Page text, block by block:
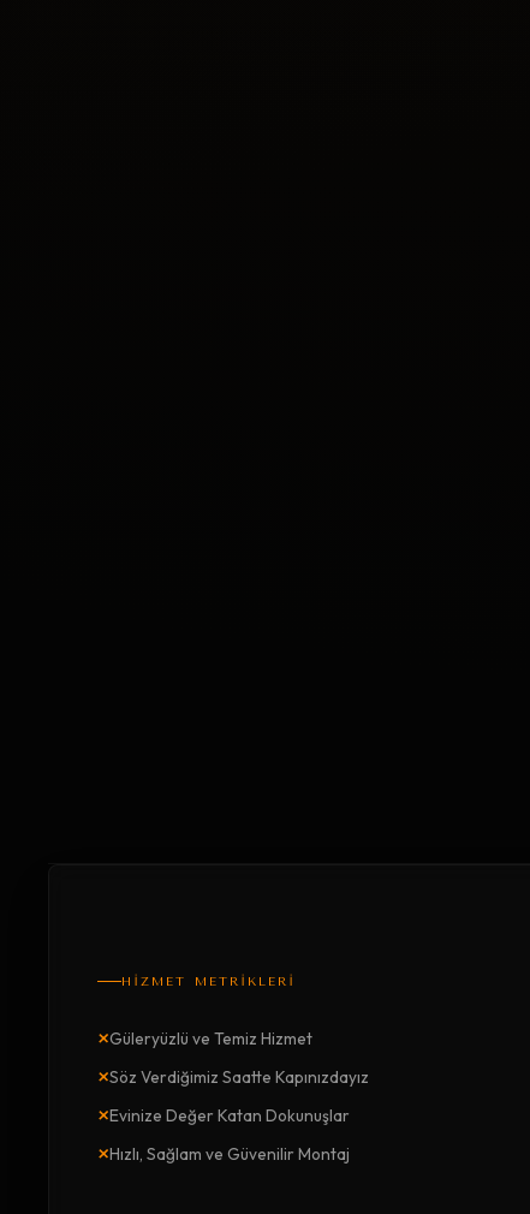
HİZMET METRİKLERİ
×Güleryüzlü ve Temiz Hizmet
×Söz Verdiğimiz Saatte Kapınızdayız
×Evinize Değer Katan Dokunuşlar
×Hızlı, Sağlam ve Güvenilir Montaj